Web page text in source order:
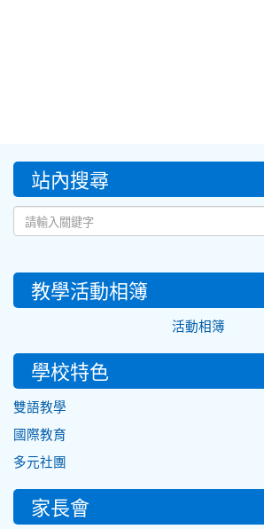
::: 站內搜尋
教學活動相簿
活動相簿
學校特色
雙語教學
國際教育
多元社團
家長會